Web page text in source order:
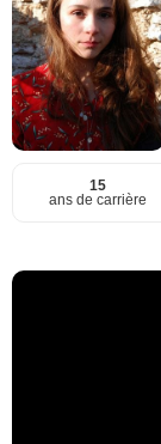
15
ans de carrière